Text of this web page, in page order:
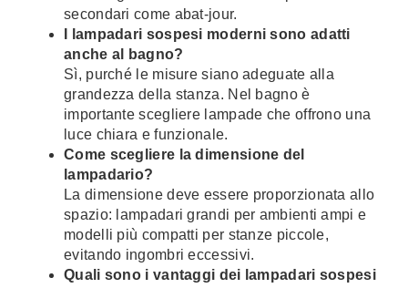
secondari come abat-jour.
I lampadari sospesi moderni sono adatti
anche al bagno?
Sì, purché le misure siano adeguate alla
grandezza della stanza. Nel bagno è
importante scegliere lampade che offrono una
luce chiara e funzionale.
Come scegliere la dimensione del
lampadario?
La dimensione deve essere proporzionata allo
spazio: lampadari grandi per ambienti ampi e
modelli più compatti per stanze piccole,
evitando ingombri eccessivi.
Quali sono i vantaggi dei lampadari sospesi